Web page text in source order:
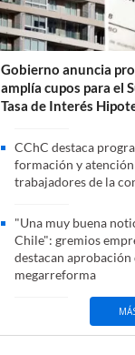
Gobierno anuncia
amplía cupos para el
Tasa de Interés
CChC destaca
formación y
trabajadores de la
"Una muy buena
Chile": gremios
destacan aprobación
megarreforma